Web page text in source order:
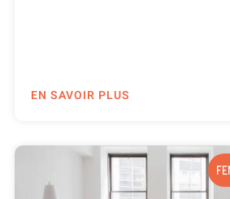
EN SAVOIR PLUS